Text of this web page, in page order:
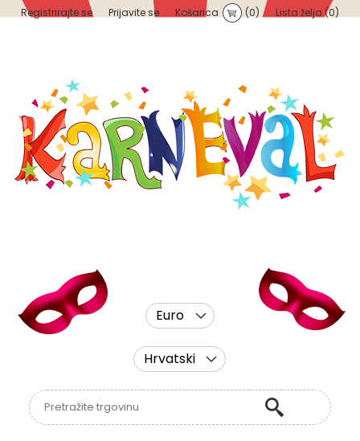
Registrirajte se Prijavite se Košarica (0) Lista želja (0)
Euro
Hrvatski